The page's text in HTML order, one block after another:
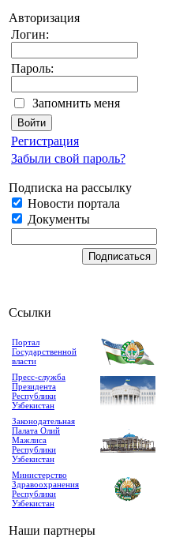
Авторизация
Логин:
Пароль:
Запомнить меня
Регистрация
Забыли свой пароль?
Подписка на рассылку
Новости портала
Документы
Ссылки
Портал
Государственной
власти
Пресс-служба
Президента
Республики
Узбекистан
Законодательная
Палата Олий
Мажлиса
Республики
Узбекистан
Министерство
Здравоохранения
Республики
Узбекистан
Наши партнеры